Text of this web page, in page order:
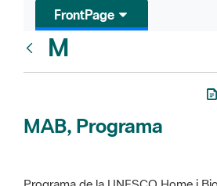
FrontPage
M
MAB, Programa